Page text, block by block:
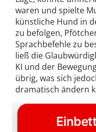
waren und spielte
künstliche Hund in
zu befolgen,
Sprachbefehle zu
ließ die
KI und der
übrig, was sich
dramatisch ändern